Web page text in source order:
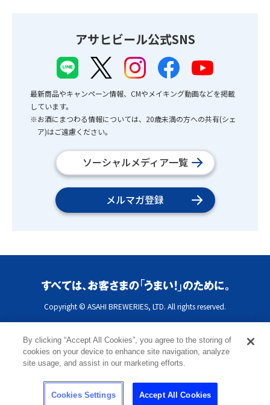
アサヒビール公式SNS
最新商品やキャンペーン情報、CMやメイキング動画などを掲載
しています。
※お酒にまつわる情報については、20歳未満の方への共有(シェ
ア)はご遠慮ください。
ソーシャルメディア一覧
メルマガ登録
Copyright © ASAHI BREWERIES, LTD. All rights reserved.
By clicking “Accept All Cookies”, you agree to the storing of
cookies on your device to enhance site navigation, analyze
site usage, and assist in our marketing efforts.
Cookies Settings Accept All Cookies